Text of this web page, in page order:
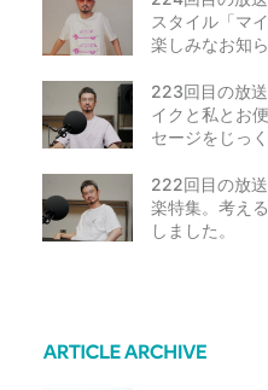
スタイル「マ
楽しみなお知
223回目の放
イクと私とお
セージをじっ
222回目の放
楽特集。考え
しました。